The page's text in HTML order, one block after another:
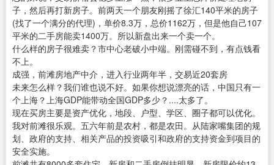
子，然后再打新房子。前两天一个朋友刚摇了徐汇140平米的房子
(找了一个满分的代理)，单价8.3万，总价1162万，但是他自己107
平米的二手房能卖1400万。所以新盘出来一个卖一个。
什么样的房子很难卖？市中心老破小中端。刚需碰不到，有点钱看
不上。
成强，前滩房地产中介，进入行业两年半，交易近20套房
未来怎么样？我们谁也说不好。如果你想说漂亮的话，中国只有一
个上海？上海GDP能带动全国GDP多少？....太多了。
现在买房主要是资产优化，地段、户型、学区、圈子都可以优化。
我对前滩很乐观。五六年前是农村，都是农田。从陆家嘴集团的规
划、政府的支持、相关产品的投资吸引和政府的支持资金到项目的
安全实施。